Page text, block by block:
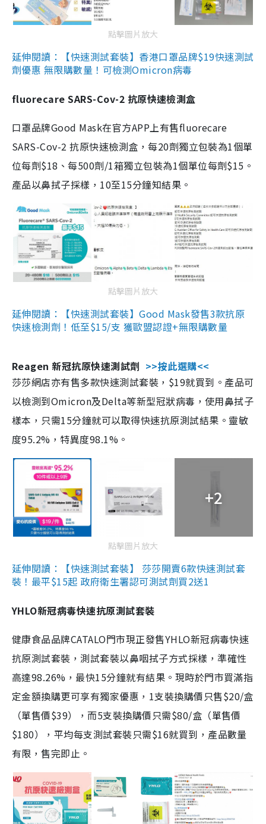
點擊圖片放大
延伸閱讀：【快速測試套裝】香港口罩品牌$19快速測試
劑優惠 無限購數量！可檢測Omicron病毒
fluorecare SARS-Cov-2 抗原快速檢測盒
口罩品牌Good Mask在官方APP上有售fluorecare
SARS-Cov-2 抗原快速檢測盒，每20劑獨立包裝為1個單
位每劑$18、每500劑/1箱獨立包裝為1個單位每劑$15。
產品以鼻拭子採樣，10至15分鐘知結果。
點擊圖片放大
延伸閱讀：【快速測試套裝】Good Mask發售3款抗原
快速檢測劑！低至$15/支 獲歐盟認證+無限購數量
Reagen 新冠抗原快速測試劑 >>按此選購<<
莎莎網店亦有售多款快速測試套裝，$19就買到。產品可
以檢測到Omicron及Delta等新型冠狀病毒，使用鼻拭子
樣本，只需15分鐘就可以取得快速抗原測試結果。靈敏
度95.2%，特異度98.1%。
+2
點擊圖片放大
延伸閱讀：【快速測試套裝】 莎莎開賣6款快速測試套
裝！最平$15起 政府衛生署認可測試劑買2送1
YHLO新冠病毒快速抗原測試套裝
健康食品品牌CATALO門市現正發售YHLO新冠病毒快速
抗原測試套裝，測試套裝以鼻咽拭子方式採樣，準確性
高達98.26%，最快15分鐘就有結果。現時於門市買滿指
定金額換購更可享有獨家優惠，1支裝換購價只售$20/盒
（單售價$39），而5支裝換購價只需$80/盒（單售價
$180），平均每支測試套裝只需$16就買到，產品數量
有限，售完即止。